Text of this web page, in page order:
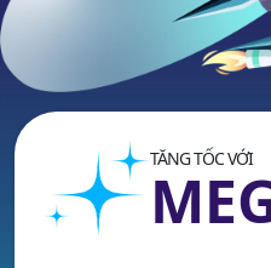
TĂNG TỐC VỚI